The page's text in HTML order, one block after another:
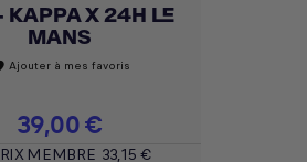
KAPPA X 24H LE
MANS
Ajouter à mes favoris
Prix
39,00 €
MEMBRE 33,15 €